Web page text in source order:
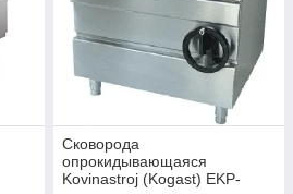
Сковорода
опрокидывающаяся
Kovinastroj (Kogast) EKP-